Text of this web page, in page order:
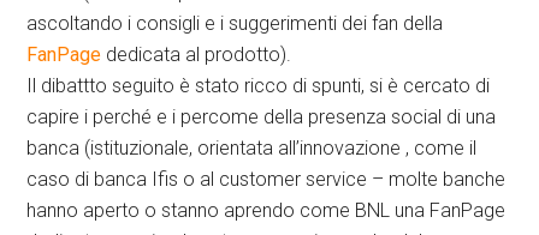
ascoltando i consigli e i suggerimenti dei fan della
FanPage dedicata al prodotto).
Il dibattto seguito è stato ricco di spunti, si è cercato di
capire i perché e i percome della presenza social di una
banca (istituzionale, orientata all’innovazione , come il
caso di banca Ifis o al customer service – molte banche
hanno aperto o stanno aprendo come BNL una FanPage